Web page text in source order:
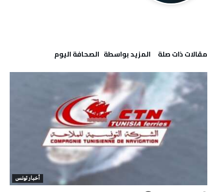
‫مقالات ذات صلة‬ ‫‫المزيد بواسطة‬ ‬ ‭ ‬الصحافة‭ ‬اليوم
أخبار تونس